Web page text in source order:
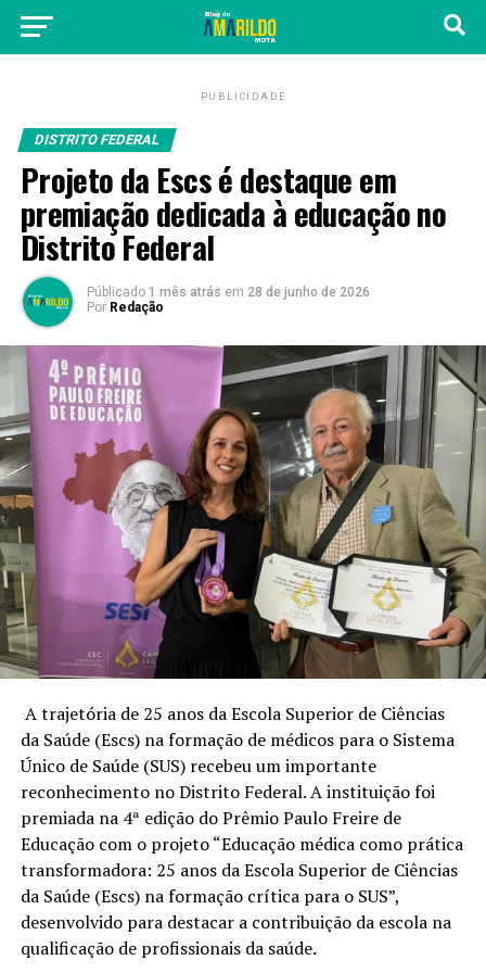
PUBLICIDADE
DISTRITO FEDERAL
Projeto da Escs é destaque em
premiação dedicada à educação no
Distrito Federal
Públicado 1 mês atrás em 28 de junho de 2026
Por Redação
A trajetória de 25 anos da Escola Superior de Ciências
da Saúde (Escs) na formação de médicos para o Sistema
Único de Saúde (SUS) recebeu um importante
reconhecimento no Distrito Federal. A instituição foi
premiada na 4ª edição do Prêmio Paulo Freire de
Educação com o projeto “Educação médica como prática
transformadora: 25 anos da Escola Superior de Ciências
da Saúde (Escs) na formação crítica para o SUS”,
desenvolvido para destacar a contribuição da escola na
qualificação de profissionais da saúde.